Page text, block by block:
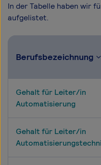
In der Tabelle haben wir
aufgelistet.
Berufsbezeichnung
Gehalt für Leiter/in
Automatisierung
Gehalt für Leiter/in